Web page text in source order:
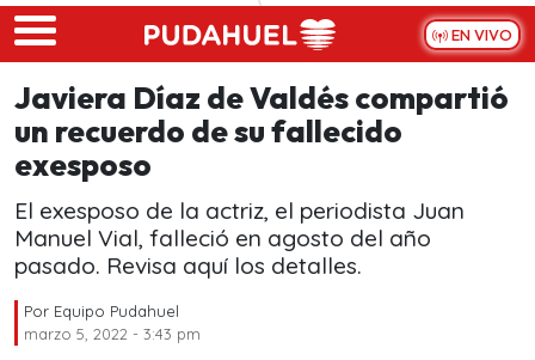
Skip to main content
EN VIVO
Javiera Díaz de Valdés compartió
un recuerdo de su fallecido
exesposo
El exesposo de la actriz, el periodista Juan
Manuel Vial, falleció en agosto del año
pasado. Revisa aquí los detalles.
Por Equipo Pudahuel
marzo 5, 2022 - 3:43 pm